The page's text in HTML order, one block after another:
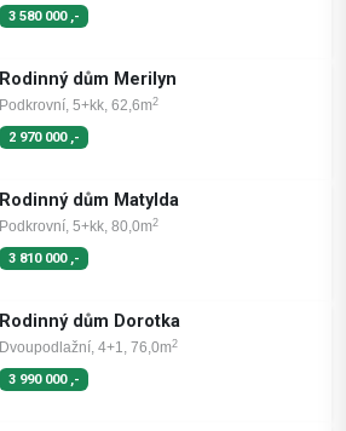
3 580 000 ,-
Rodinný dům Merilyn
Podkrovní, 5+kk, 62,6m2
2 970 000 ,-
Rodinný dům Matylda
Podkrovní, 5+kk, 80,0m2
3 810 000 ,-
Rodinný dům Dorotka
Dvoupodlažní, 4+1, 76,0m2
3 990 000 ,-